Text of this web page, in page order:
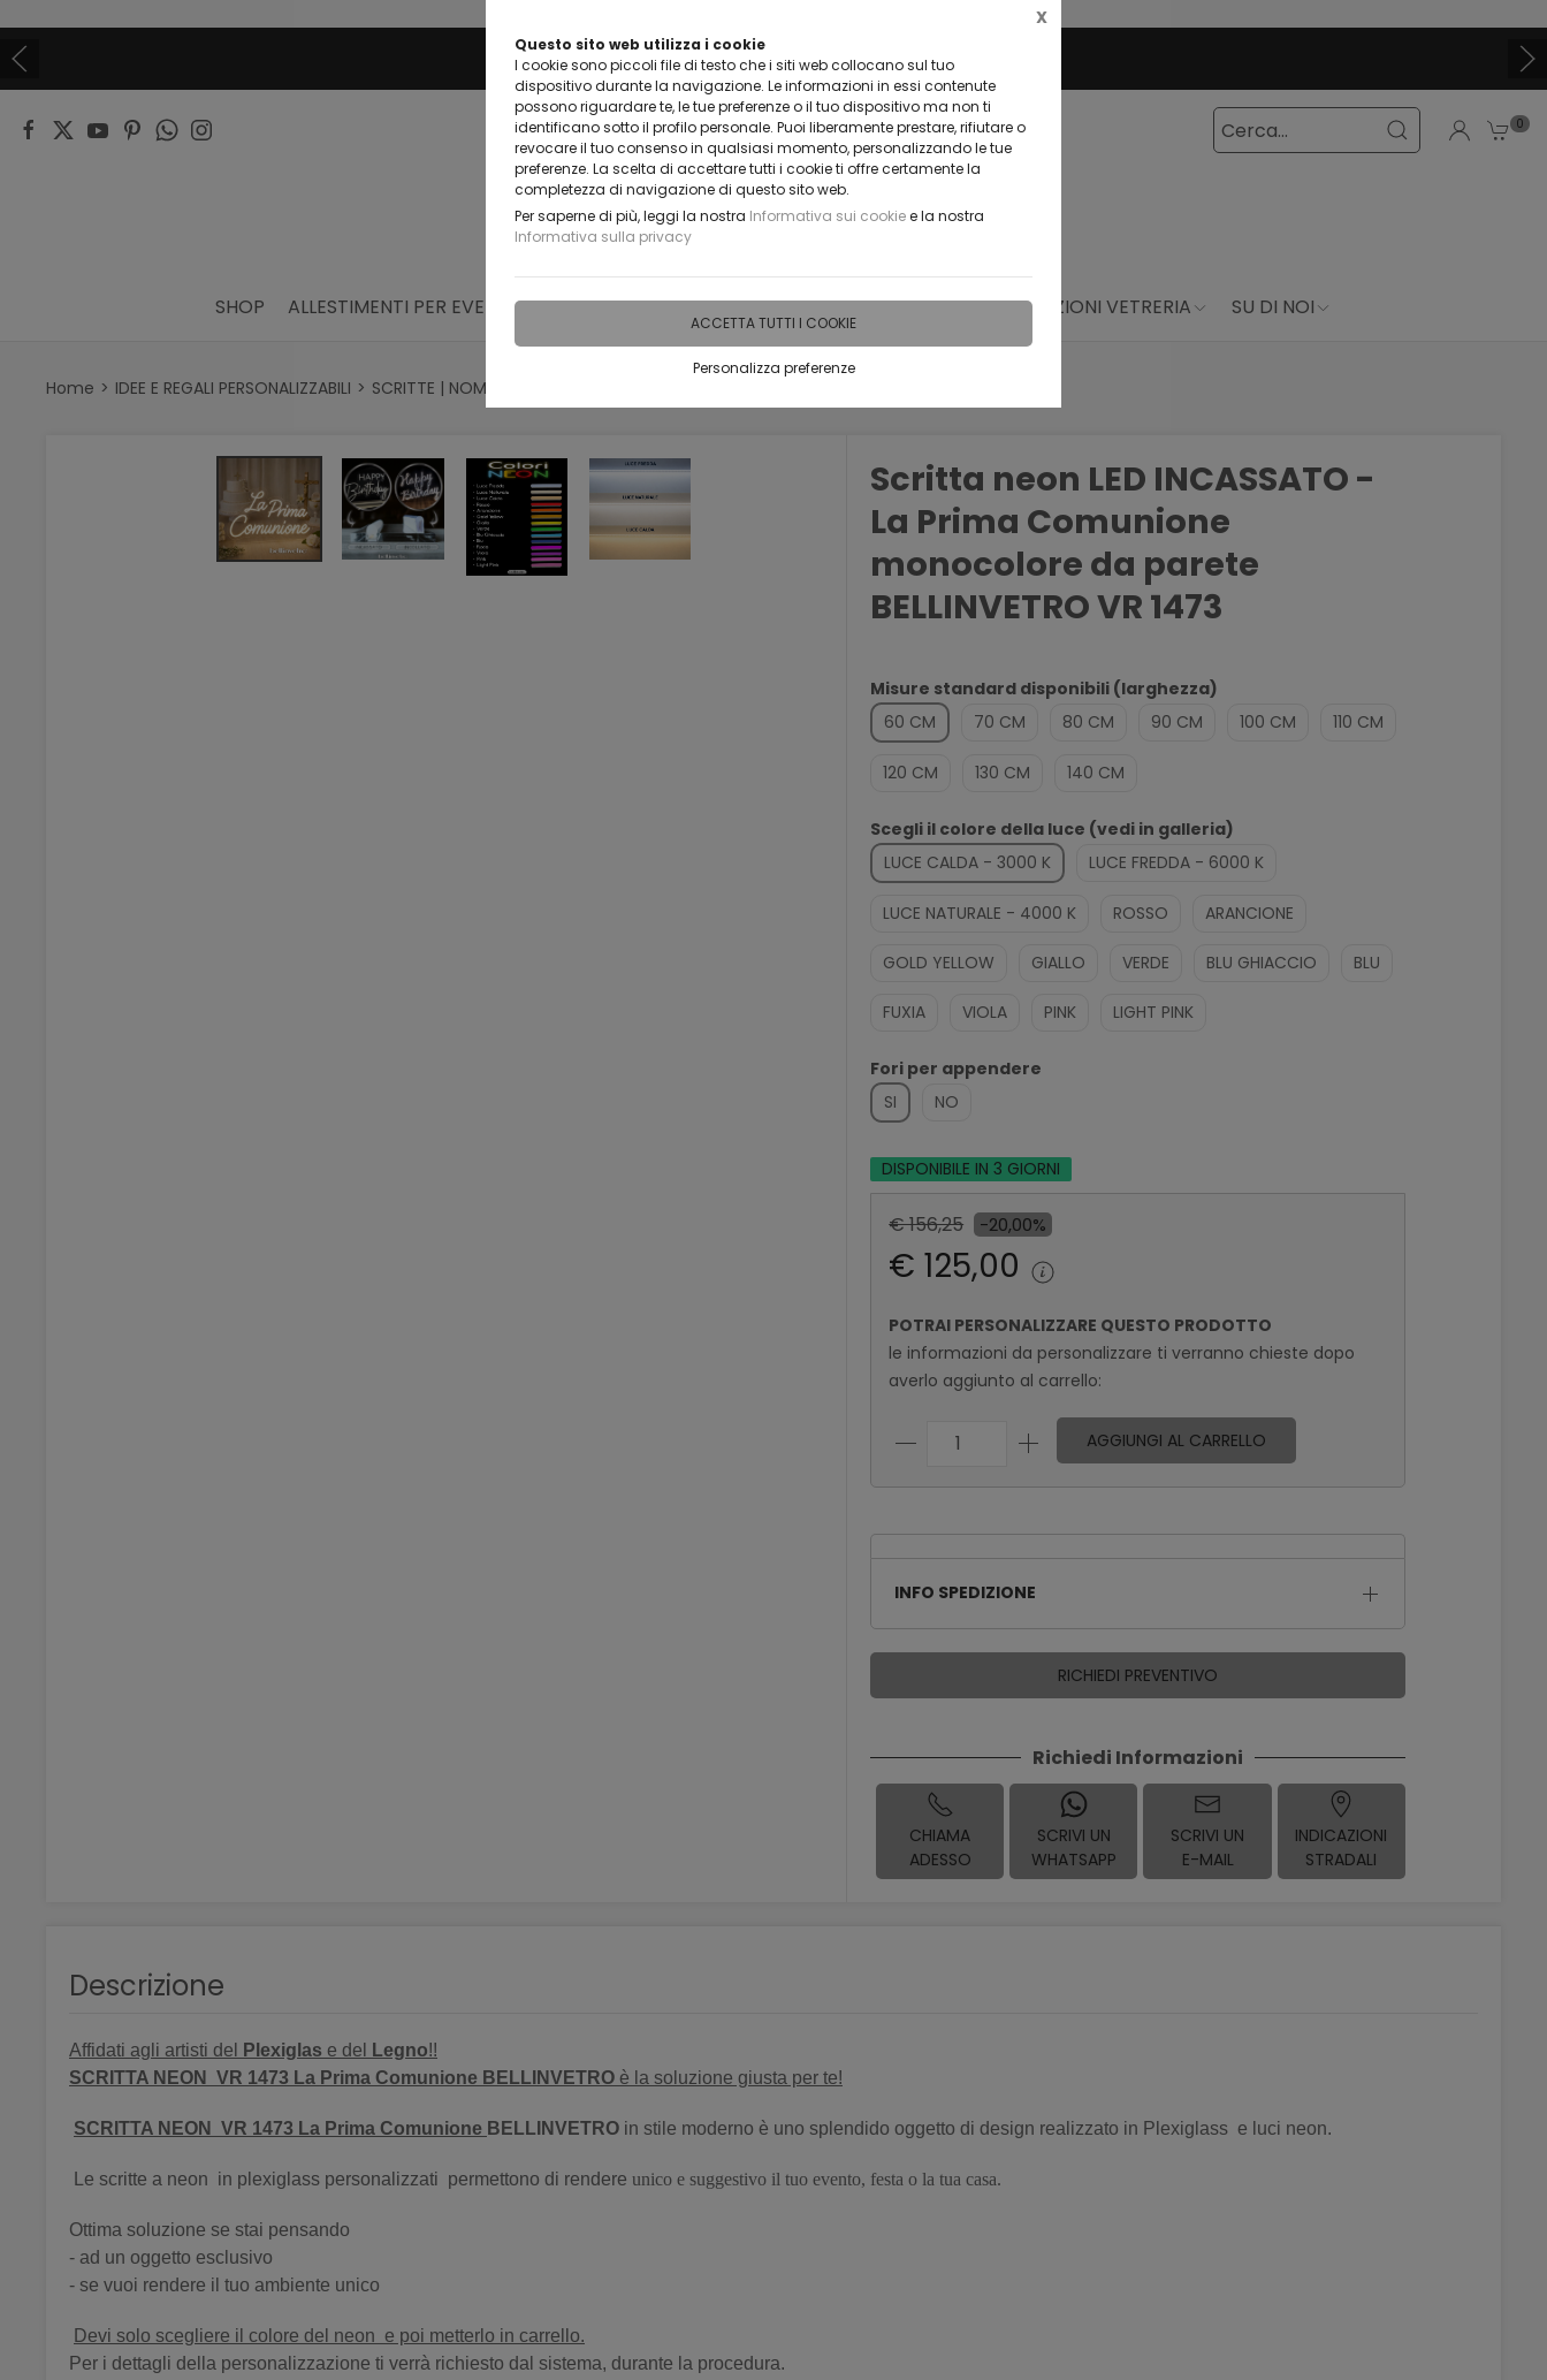
Questo sito web utilizza i cookie
I cookie sono piccoli file di testo che i siti web collocano sul tuo
dispositivo durante la navigazione. Le informazioni in essi contenute
possono riguardare te, le tue preferenze o il tuo dispositivo ma non ti
identificano sotto il profilo personale. Puoi liberamente prestare, rifiutare o
revocare il tuo consenso in qualsiasi momento, personalizzando le tue
preferenze. La scelta di accettare tutti i cookie ti offre certamente la
completezza di navigazione di questo sito web.
Per saperne di più, leggi la nostra Informativa sui cookiee la nostra
Informativa sulla privacy
ACCETTA TUTTI I COOKIE
Personalizza preferenze
X
VUOI DIVENTARE UN NOSTRO RIVENDITORE?
CONTATTACI
0
SHOP ALLESTIMENTI PER EVENTI IDEE PERSONALIZZABILI RECENSIONI HORECA PRODUZIONI VETRERIA SU DI NOI
Home IDEE E REGALI PERSONALIZZABILI SCRITTE | NOMI | FRASI | CREAZIONI NEON LED LUMINOSI PERSONALIZZABILI
Scritta neon LED INCASSATO -
La Prima Comunione
monocolore da parete
BELLINVETRO VR 1473
Misure standard disponibili (larghezza)
60 CM
70 CM 80 CM 90 CM 100 CM 110 CM
120 CM 130 CM 140 CM
Scegli il colore della luce (vedi in galleria)
LUCE CALDA - 3000 K
LUCE FREDDA - 6000 K
LUCE NATURALE - 4000 K ROSSO ARANCIONE
GOLD YELLOW GIALLO VERDE BLU GHIACCIO BLU
FUXIA VIOLA PINK LIGHT PINK
Fori per appendere
SI
NO
DISPONIBILE IN 3 GIORNI
€ 156,25 -20,00%
€ 125,00
POTRAI PERSONALIZZARE QUESTO PRODOTTO
le informazioni da personalizzare ti verranno chieste dopo
averlo aggiunto al carrello:
AGGIUNGI AL CARRELLO
INFO SPEDIZIONE
RICHIEDI PREVENTIVO
Richiedi Informazioni
CHIAMA
ADESSO
SCRIVI UN
WHATSAPP
SCRIVI UN
E-MAIL
INDICAZIONI
STRADALI
Descrizione
Affidati agli artisti del Plexiglas e del Legno!!
SCRITTA NEON VR 1473 La Prima Comunione BELLINVETRO è la soluzione giusta per te!
SCRITTA NEON VR 1473 La Prima Comunione BELLINVETRO in stile moderno è uno splendido oggetto di design realizzato in Plexiglass e luci neon.
Le scritte a neon in plexiglass personalizzati permettono di rendere unico e suggestivo il tuo evento, festa o la tua casa.
Ottima soluzione se stai pensando
- ad un oggetto esclusivo
- se vuoi rendere il tuo ambiente unico
Devi solo scegliere il colore del neon e poi metterlo in carrello.
Per i dettagli della personalizzazione ti verrà richiesto dal sistema, durante la procedura.